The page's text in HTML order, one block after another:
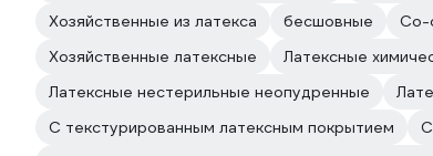
Хозяйственные из латекса
бесшовные Со-
Хозяйственные латексные
Латексные
Латексные нестерильные неопудренные
С текстурированным латексным покрытием